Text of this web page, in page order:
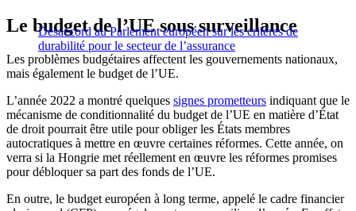
Désaccord au Parlement européen sur les critères de
durabilité pour le secteur de l’assurance
Le budget de l’UE soussurveillance
Les problèmes budgétaires affectent les gouvernements nationaux,
mais également le budget de l’UE.
L’année 2022 a montré quelques signes prometteurs indiquant que le
mécanisme de conditionnalité du budget de l’UE en matière d’État
de droit pourrait être utile pour obliger les États membres
autocratiques à mettre en œuvre certaines réformes. Cette année, on
verra si la Hongrie met réellement en œuvre les réformes promises
pour débloquer sa part des fonds de l’UE.
En outre, le budget européen à long terme, appelé le cadre financier